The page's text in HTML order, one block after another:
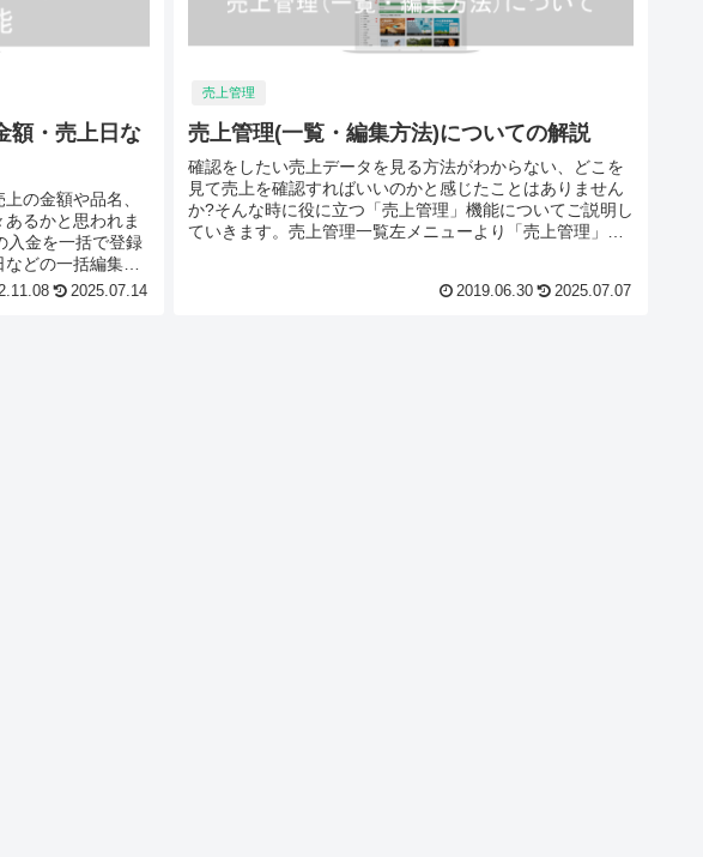
額・売上日な
の金額や品名、
るかと思われま
入金を一括で登録
どの一括編集を
2025.07.14
売上管理
売上管理(一覧・編集方法)についての解説
確認をしたい売上データを見る方法がわからない、どこを
見て売上を確認すればいいのかと感じたことはありません
か?そんな時に役に立つ「売上管理」機能についてご説明し
ていきます。売上管理一覧左メニューより「売上管理」を
2019.06.30 2025.07.07